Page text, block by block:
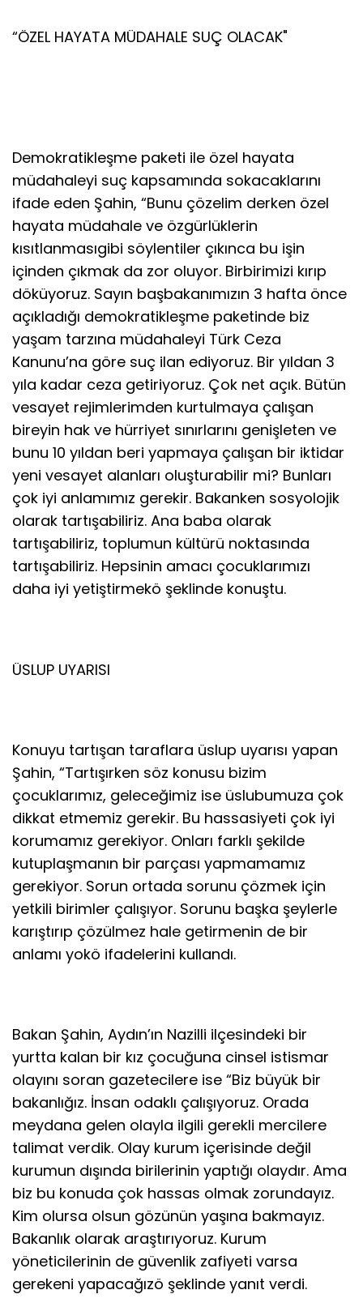
“ÖZEL HAYATA MÜDAHALE SUÇ OLACAK"
Demokratikleşme paketi ile özel hayata
müdahaleyi suç kapsamında sokacaklarını
ifade eden Şahin, “Bunu çözelim derken özel
hayata müdahale ve özgürlüklerin
kısıtlanmasıgibi söylentiler çıkınca bu işin
içinden çıkmak da zor oluyor. Birbirimizi kırıp
döküyoruz. Sayın başbakanımızın 3 hafta önce
açıkladığı demokratikleşme paketinde biz
yaşam tarzına müdahaleyi Türk Ceza
Kanunu’na göre suç ilan ediyoruz. Bir yıldan 3
yıla kadar ceza getiriyoruz. Çok net açık. Bütün
vesayet rejimlerimden kurtulmaya çalışan
bireyin hak ve hürriyet sınırlarını genişleten ve
bunu 10 yıldan beri yapmaya çalışan bir iktidar
yeni vesayet alanları oluşturabilir mi? Bunları
çok iyi anlamımız gerekir. Bakanken sosyolojik
olarak tartışabiliriz. Ana baba olarak
tartışabiliriz, toplumun kültürü noktasında
tartışabiliriz. Hepsinin amacı çocuklarımızı
daha iyi yetiştirmekö şeklinde konuştu.
ÜSLUP UYARISI
Konuyu tartışan taraflara üslup uyarısı yapan
Şahin, “Tartışırken söz konusu bizim
çocuklarımız, geleceğimiz ise üslubumuza çok
dikkat etmemiz gerekir. Bu hassasiyeti çok iyi
korumamız gerekiyor. Onları farklı şekilde
kutuplaşmanın bir parçası yapmamamız
gerekiyor. Sorun ortada sorunu çözmek için
yetkili birimler çalışıyor. Sorunu başka şeylerle
karıştırıp çözülmez hale getirmenin de bir
anlamı yokö ifadelerini kullandı.
Bakan Şahin, Aydın’ın Nazilli ilçesindeki bir
yurtta kalan bir kız çocuğuna cinsel istismar
olayını soran gazetecilere ise “Biz büyük bir
bakanlığız. İnsan odaklı çalışıyoruz. Orada
meydana gelen olayla ilgili gerekli mercilere
talimat verdik. Olay kurum içerisinde değil
kurumun dışında birilerinin yaptığı olaydır. Ama
biz bu konuda çok hassas olmak zorundayız.
Kim olursa olsun gözünün yaşına bakmayız.
Bakanlık olarak araştırıyoruz. Kurum
yöneticilerinin de güvenlik zafiyeti varsa
gerekeni yapacağızö şeklinde yanıt verdi.